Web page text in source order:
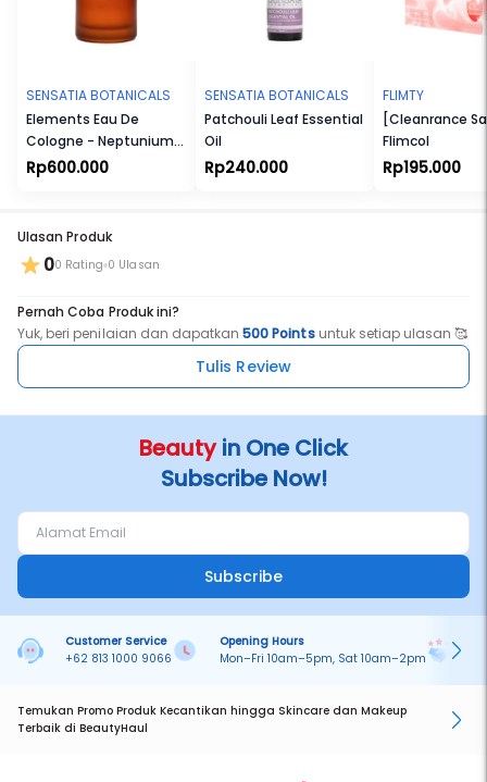
melindungi kulit dari faktor lingkungan. Kakadu plum
mengandung vitamin C yang mendorong produksi kolagen dan
meratakan warna kulit.
Vegan. Tidak Melalui Uji Coba terhadap Hewan. Tanpa Bahan yang
Membahayakan Eksistensi Terumbu Karang. Tersertifikasi Halal.
SENSATIA BOTANICALS
Elements Eau De
Cologne - Neptunium
(Np)
Rp600.000
SENSATIA BOTANICALS
Patchouli Leaf Essential
Oil
Rp240.000
FLIMTY
[Cleanrance
Flimcol
Rp195.000
Ulasan Produk
00 Rating 0 Ulasan
Pernah Coba Produk ini?
Yuk, beri penilaian dan dapatkan500 Pointsuntuk setiap ulasan 🥰
Tulis Review
Beautyin One Click
Subscribe Now!
Subscribe
Customer Service
+62 813 1000 9066
Opening Hours
Mon–Fri 10am–5pm, Sat 10am–2pm
Temukan Promo Produk Kecantikan hingga Skincare dan Makeup
Terbaik di BeautyHaul